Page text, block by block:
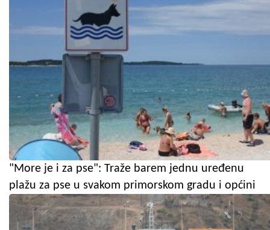
"More je i za pse": Traže barem jednu uređenu
plažu za pse u svakom primorskom gradu i općini